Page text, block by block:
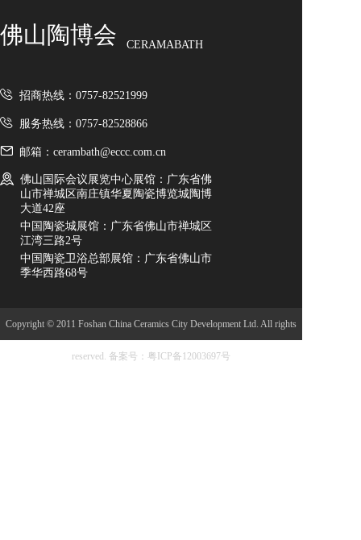
佛山陶博会 CERAMABATH
招商热线：0757-82521999
服务热线：0757-82528866
邮箱：cerambath@eccc.com.cn
佛山国际会议展览中心展馆：广东省佛
山市禅城区南庄镇华夏陶瓷博览城陶博
大道42座
中国陶瓷城展馆：广东省佛山市禅城区
江湾三路2号
中国陶瓷卫浴总部展馆：广东省佛山市
季华西路68号
Copyright © 2011 Foshan China Ceramics City Development Ltd. All rights
reserved. 备案号：粤ICP备12003697号